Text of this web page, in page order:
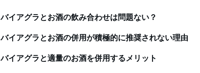
バイアグラとお酒の飲み合わせは問題ない？
バイアグラとお酒の併用が積極的に推奨されない理由
バイアグラと適量のお酒を併用するメリット